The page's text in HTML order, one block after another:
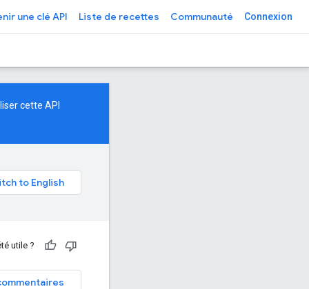
une clé API Liste de recettes Communauté Connexion
cette API
utile ?